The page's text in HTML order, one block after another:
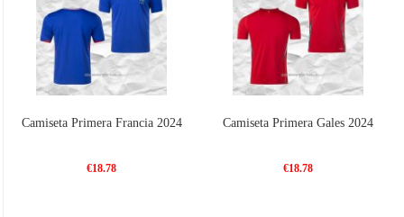
Camiseta Primera Francia 2024
€18.78
Camiseta Primera Gales 2024
€18.78